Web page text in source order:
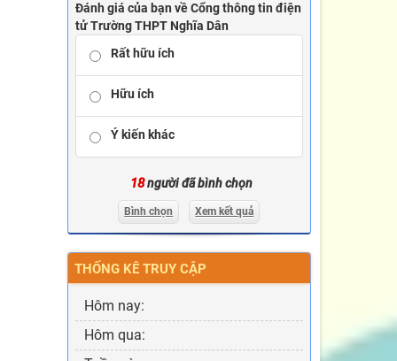
Đánh giá của bạn về Cổng thông tin điện
tử Trường THPT Nghĩa Dân
Rất hữu ích
Hữu ích
Ý kiến khác
18người đã bình chọn
Bình chọn Xem kết quả
THỐNG KÊ TRUY CẬP
Hôm nay:
Hôm qua: